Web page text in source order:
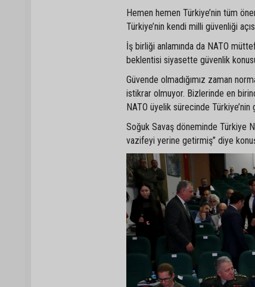
Hemen hemen Türkiye’nin tüm
Türkiye’nin kendi milli güvenliği
İş birliği anlamında da NATO
beklentisi siyasette güvenlik
Güvende olmadığımız zaman
istikrar olmuyor. Bizlerinde en
NATO üyelik sürecinde Türkiye’nin
Soğuk Savaş döneminde Türkiye
vazifeyi yerine getirmiş” diye